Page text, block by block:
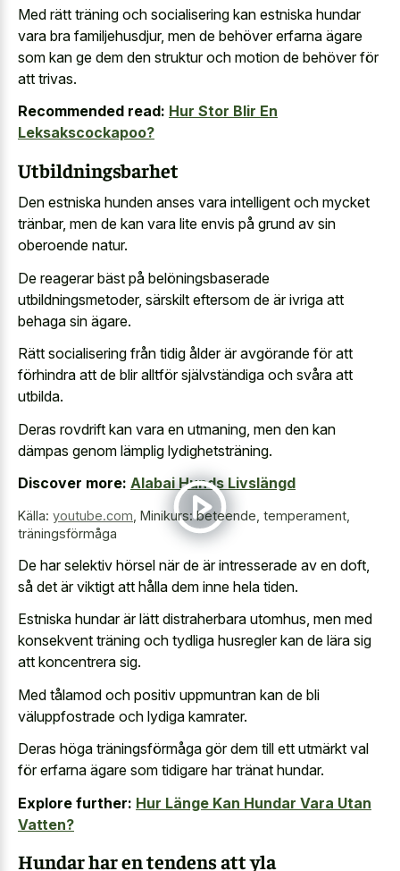
Med rätt träning och socialisering kan estniska hundar
vara bra familjehusdjur, men de behöver erfarna ägare
som kan ge dem den struktur och motion de behöver för
att trivas.
Recommended read: Hur Stor Blir En
Leksakscockapoo?
Utbildningsbarhet
Den estniska hunden anses vara intelligent och mycket
tränbar, men de kan vara lite envis på grund av sin
oberoende natur.
De reagerar bäst på belöningsbaserade
utbildningsmetoder, särskilt eftersom de är ivriga att
behaga sin ägare.
Rätt socialisering från tidig ålder är avgörande för att
förhindra att de blir alltför självständiga och svåra att
utbilda.
Deras rovdrift kan vara en utmaning, men den kan
dämpas genom lämplig lydighetsträning.
Discover more: Alabai Hunds Livslängd
Källa: youtube.com Minikurs: beteende, temperament,
träningsförmåga
De har selektiv hörsel när de är intresserade av en doft,
så det är viktigt att hålla dem inne hela tiden.
Estniska hundar är lätt distraherbara utomhus, men med
konsekvent träning och tydliga husregler kan de lära sig
att koncentrera sig.
Med tålamod och positiv uppmuntran kan de bli
väluppfostrade och lydiga kamrater.
Deras höga träningsförmåga gör dem till ett utmärkt val
för erfarna ägare som tidigare har tränat hundar.
Explore further: Hur Länge Kan Hundar Vara Utan
Vatten?
Hundar har en tendens att yla